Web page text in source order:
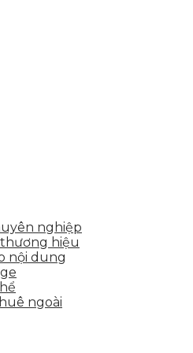
nghiệp
hiệu
nội dung
ngoài